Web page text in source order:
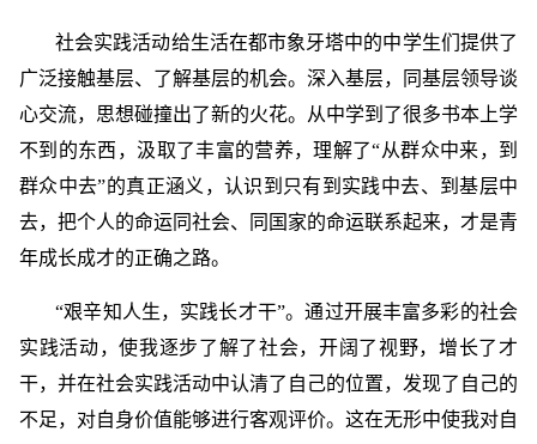
社会实践活动给生活在都市象牙塔中的中学生们提供了
广泛接触基层、了解基层的机会。深入基层，同基层领导谈
心交流，思想碰撞出了新的火花。从中学到了很多书本上学
不到的东西，汲取了丰富的营养，理解了“从群众中来，到
群众中去”的真正涵义，认识到只有到实践中去、到基层中
去，把个人的命运同社会、同国家的命运联系起来，才是青
年成长成才的正确之路。
“艰辛知人生，实践长才干”。通过开展丰富多彩的社会
实践活动，使我逐步了解了社会，开阔了视野，增长了才
干，并在社会实践活动中认清了自己的位置，发现了自己的
不足，对自身价值能够进行客观评价。这在无形中使我对自